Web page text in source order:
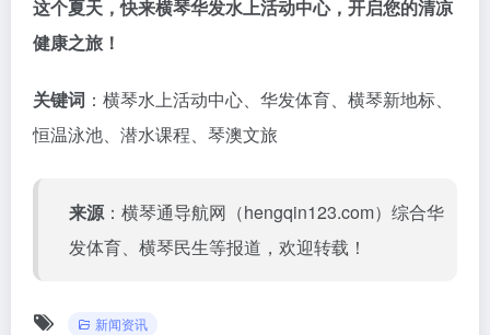
这个夏天，快来横琴华发水上活动中心，开启您的清凉
健康之旅！
关键词 ：横琴水上活动中心、华发体育、横琴新地标、
恒温泳池、潜水课程、琴澳文旅
来源：横琴通导航网（hengqin123.com）综合华
发体育、横琴民生等报道，欢迎转载！
新闻资讯